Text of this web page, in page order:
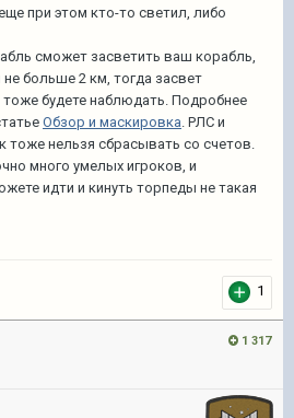
при этом кто-то светил, либо
сможет засветить ваш корабль,
больше 2 км, тогда засвет
будете наблюдать. Подробнее
Обзор и маскировка. РЛС и
тоже нельзя сбрасывать со счетов.
много умелых игроков, и
идти и кинуть торпеды не такая
1
1 317